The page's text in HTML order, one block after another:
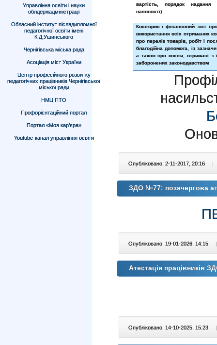
Управління освіти і науки
облдержадміністрації
Обласний інститут післядипломної
педагогічної освіти імені
К.Д.Ушинського
Чернігівська міська рада
Асоціація міст України
Центр професійного розвитку
педагогічних працівників Чернігівської
міської ради
НМЦ ПТО
Профорієнтаційний портал
Портал «Моя кар’єра»
Youtube-канал управління освіти
вартість, порядок
наявності)
Кошторис і фінансовий звіт
використання всіх отриманих
про перелік товарів, робіт і
благодійна допомога, із
а також про кошти, отримані з
заборонених законодавством
Опубліковано: 2-11-2017, 20:16 |
ЗДО №77: позачергова
Опубліковано: 19-01-2026, 14:15 |
Атестація працівників
Опубліковано: 14-10-2025, 15:23 |